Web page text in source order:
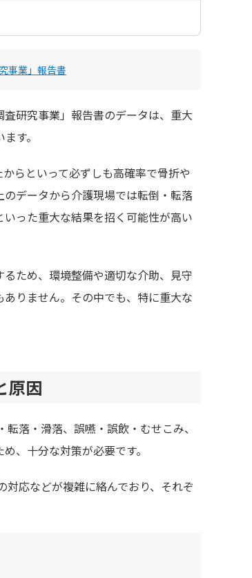
事業」報告書
研究事業」報告書のデータは、重大
す。
らといって必ずしも高確率で骨折や
データから介護現場では転倒・転落
った重大な結果を招く可能性が高い
ため、環境整備や適切な介助、見守
りません。その中でも、特に重大な
原因
落・滑落、誤嚥・誤飲・むせこみ、
、十分な対策が必要です。
応などが複雑に絡んでおり、それぞ